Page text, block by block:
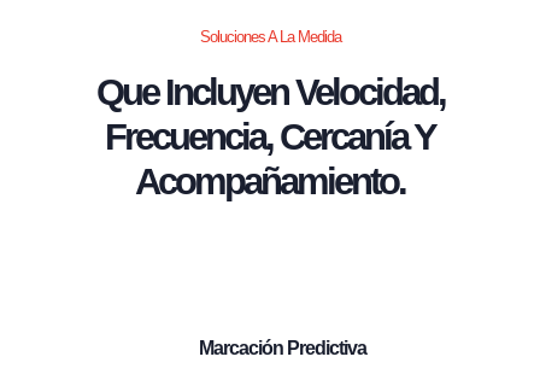
Soluciones A La Medida
Que Incluyen Velocidad,
Frecuencia, Cercanía Y
Acompañamiento.
Marcación Predictiva